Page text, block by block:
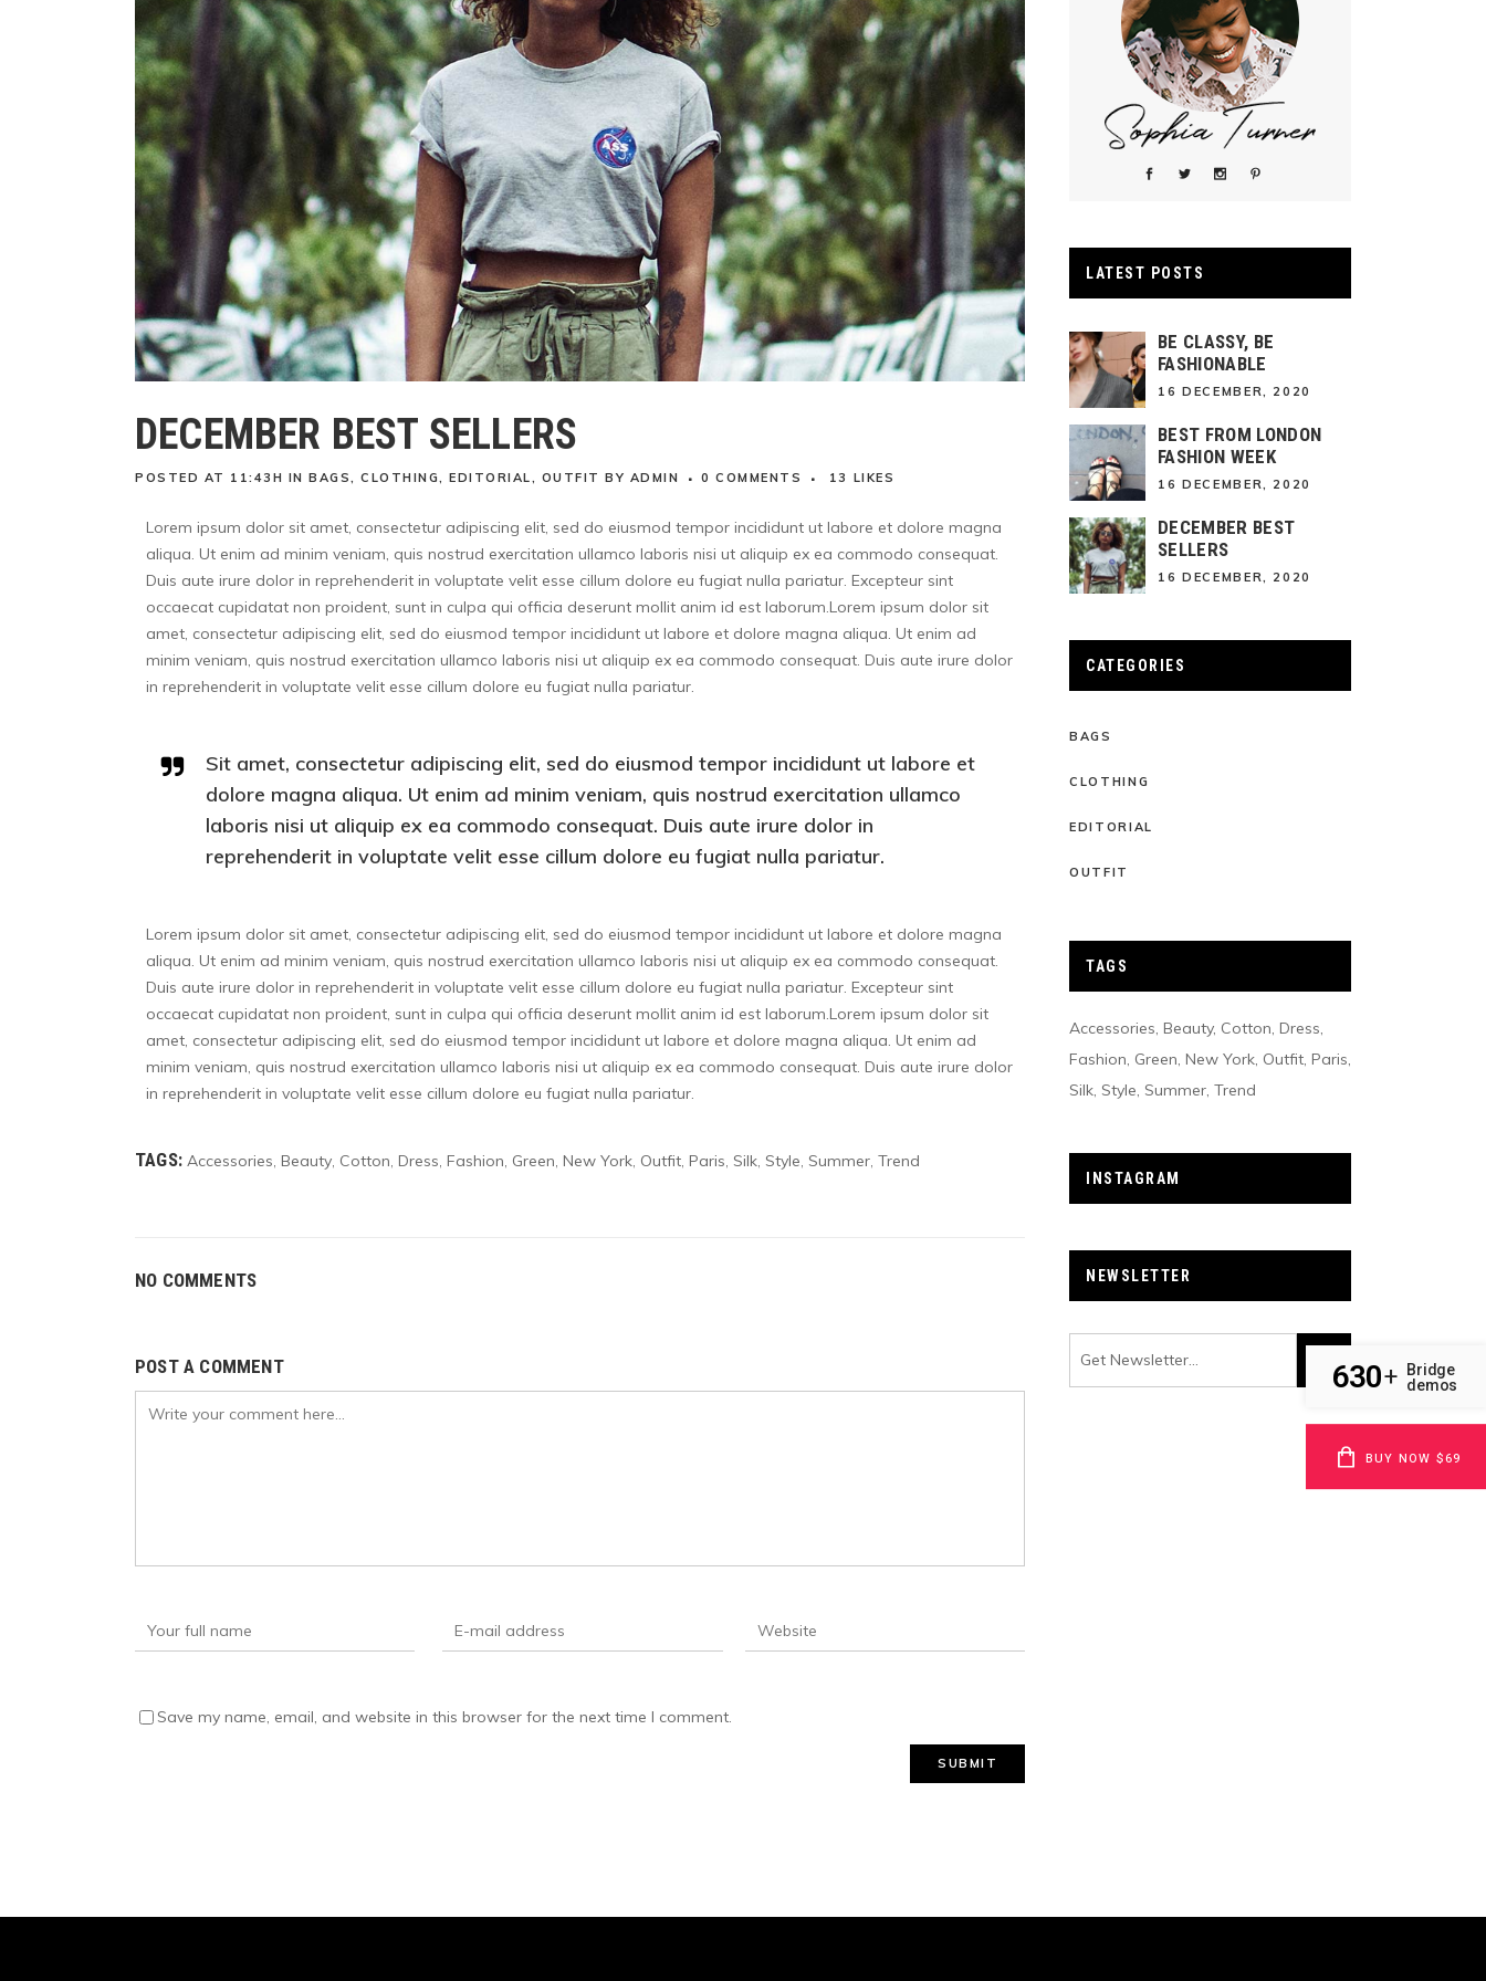
DECEMBER BEST SELLERS
POSTED AT 11:43H IN BAGS, CLOTHING, EDITORIAL, OUTFIT BY ADMIN 0 COMMENTS 13 LIKES
Lorem ipsum dolor sit amet, consectetur adipiscing elit, sed do eiusmod tempor incididunt ut labore et dolore magna
aliqua. Ut enim ad minim veniam, quis nostrud exercitation ullamco laboris nisi ut aliquip ex ea commodo consequat.
Duis aute irure dolor in reprehenderit in voluptate velit esse cillum dolore eu fugiat nulla pariatur. Excepteur sint
occaecat cupidatat non proident, sunt in culpa qui officia deserunt mollit anim id est laborum.Lorem ipsum dolor sit
amet, consectetur adipiscing elit, sed do eiusmod tempor incididunt ut labore et dolore magna aliqua. Ut enim ad
minim veniam, quis nostrud exercitation ullamco laboris nisi ut aliquip ex ea commodo consequat. Duis aute irure dolor
in reprehenderit in voluptate velit esse cillum dolore eu fugiat nulla pariatur.
Sit amet, consectetur adipiscing elit, sed do eiusmod tempor incididunt ut labore et
dolore magna aliqua. Ut enim ad minim veniam, quis nostrud exercitation ullamco
laboris nisi ut aliquip ex ea commodo consequat. Duis aute irure dolor in
reprehenderit in voluptate velit esse cillum dolore eu fugiat nulla pariatur.
Lorem ipsum dolor sit amet, consectetur adipiscing elit, sed do eiusmod tempor incididunt ut labore et dolore magna
aliqua. Ut enim ad minim veniam, quis nostrud exercitation ullamco laboris nisi ut aliquip ex ea commodo consequat.
Duis aute irure dolor in reprehenderit in voluptate velit esse cillum dolore eu fugiat nulla pariatur. Excepteur sint
occaecat cupidatat non proident, sunt in culpa qui officia deserunt mollit anim id est laborum.Lorem ipsum dolor sit
amet, consectetur adipiscing elit, sed do eiusmod tempor incididunt ut labore et dolore magna aliqua. Ut enim ad
minim veniam, quis nostrud exercitation ullamco laboris nisi ut aliquip ex ea commodo consequat. Duis aute irure dolor
in reprehenderit in voluptate velit esse cillum dolore eu fugiat nulla pariatur.
TAGS: Accessories Beauty Cotton Dress Fashion Green New York Outfit Paris Silk Style Summer Trend
NO COMMENTS
POST A COMMENT
Save my name, email, and website in this browser for the next time I comment.
LATEST POSTS
BE CLASSY, BE
FASHIONABLE
16 DECEMBER, 2020
BEST FROM LONDON
FASHION WEEK
16 DECEMBER, 2020
DECEMBER BEST
SELLERS
16 DECEMBER, 2020
CATEGORIES
BAGS
CLOTHING
EDITORIAL
OUTFIT
TAGS
Accessories Beauty Cotton Dress
Fashion Green New York Outfit Paris
Silk Style Summer Trend
INSTAGRAM
NEWSLETTER
630+
Bridge
demos
BUY NOW $69